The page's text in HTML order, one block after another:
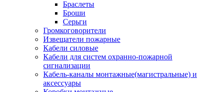
Браслеты
Броши
Серьги
Громкоговорители
Извещатели пожарные
Кабели силовые
Кабели для систем охранно-пожарной
сигнализации
Кабель-каналы монтажные(магистральные) и
аксессуары